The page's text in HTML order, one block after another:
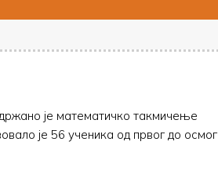
је математичко такмичење
је 56 ученика од првог до осмог